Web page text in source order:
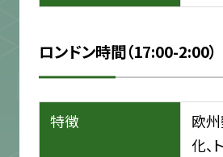
ロンドン時間（17:00-2:00）
特徴
欧
化、